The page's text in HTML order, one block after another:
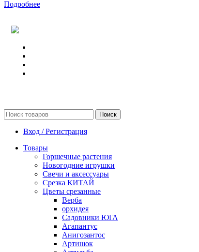
Подробнее
Поиск
Вход / Регистрация
Товары
Горшечные растения
Новогодние игрушки
Свечи и аксессуары
Срезка КИТАЙ
Цветы срезанные
Верба
орхидея
Садовники ЮГА
Агапантус
Анигозантос
Артишок